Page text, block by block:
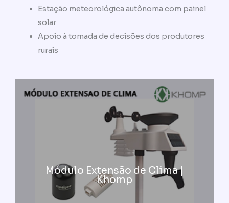
Módulo Extensão de Clima |
Khomp
Estação meteorológica autônoma com painel
solar
Apoio à tomada de decisões dos produtores
rurais